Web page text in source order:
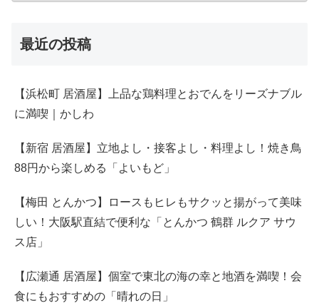
最近の投稿
【浜松町 居酒屋】上品な鶏料理とおでんをリーズナブル
に満喫｜かしわ
【新宿 居酒屋】立地よし・接客よし・料理よし！焼き鳥
88円から楽しめる「よいもど」
【梅田 とんかつ】ロースもヒレもサクッと揚がって美味
しい！大阪駅直結で便利な「とんかつ 鶴群 ルクア サウ
ス店」
【広瀬通 居酒屋】個室で東北の海の幸と地酒を満喫！会
食にもおすすめの「晴れの日」